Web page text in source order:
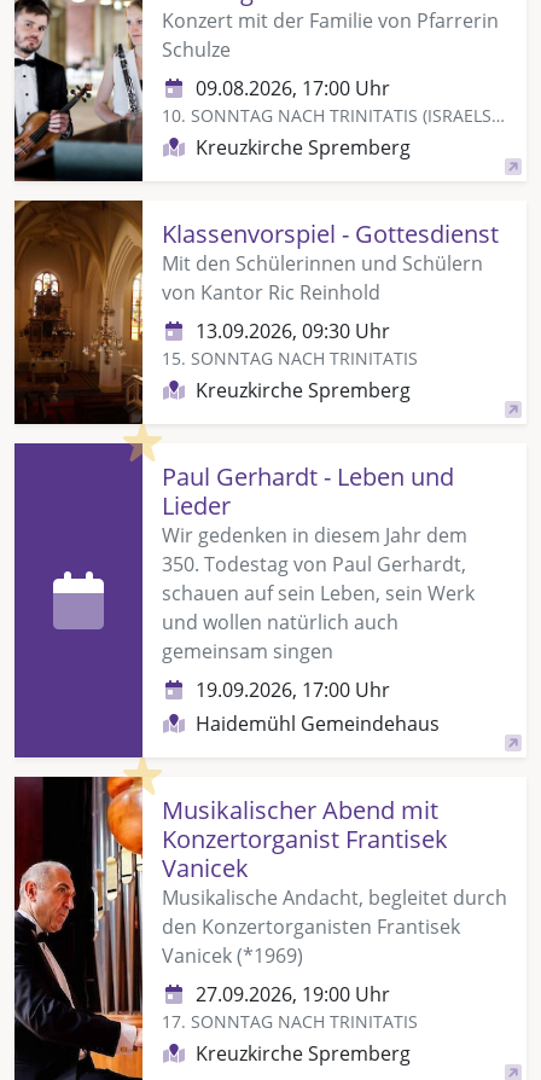
Konzert mit der Familie von Pfarrerin
Schulze
09.08.2026, 17:00 Uhr
10. SONNTAG NACH TRINITATIS (ISRAELSONNTAG)
Kreuzkirche Spremberg
Klassenvorspiel - Gottesdienst
Mit den Schülerinnen und Schülern
von Kantor Ric Reinhold
13.09.2026, 09:30 Uhr
15. SONNTAG NACH TRINITATIS
Kreuzkirche Spremberg
Highlight
Paul Gerhardt - Leben und
Lieder
Wir gedenken in diesem Jahr dem
350. Todestag von Paul Gerhardt,
schauen auf sein Leben, sein Werk
und wollen natürlich auch
gemeinsam singen
19.09.2026, 17:00 Uhr
Haidemühl Gemeindehaus
Highlight
Musikalischer Abend mit
Konzertorganist Frantisek
Vanicek
Musikalische Andacht, begleitet durch
den Konzertorganisten Frantisek
Vanicek (*1969)
27.09.2026, 19:00 Uhr
17. SONNTAG NACH TRINITATIS
Kreuzkirche Spremberg